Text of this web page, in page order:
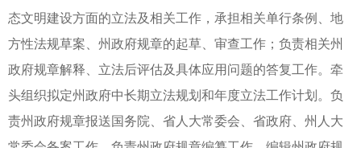
态文明建设方面的立法及相关工作，承担相关单行条例、地
方性法规草案、州政府规章的起草、审查工作；负责相关州
政府规章解释、立法后评估及具体应用问题的答复工作。牵
头组织拟定州政府中长期立法规划和年度立法工作计划。负
责州政府规章报送国务院、省人大常委会、省政府、州人大